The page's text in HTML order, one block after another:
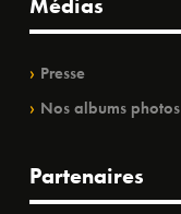
Presse
Nos albums photos
Partenaires